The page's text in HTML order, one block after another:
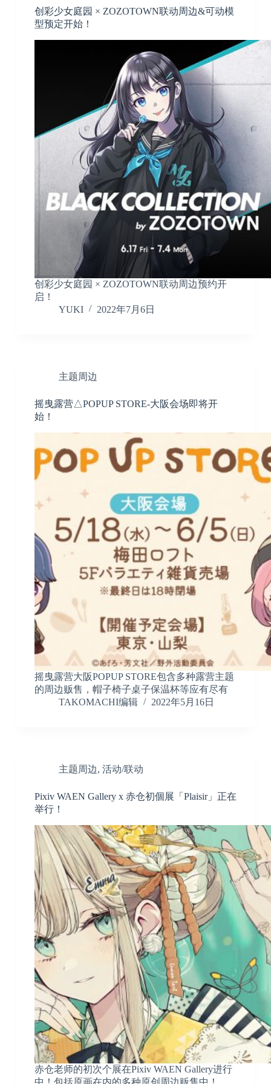
创彩少女庭园 × ZOZOTOWN联动周边&可动模
型预定开始！
创彩少女庭园 × ZOZOTOWN联动周边预约开
启！
YUKI
2022年7月6日
主题周边
摇曳露营△POPUP STORE-大阪会场即将开
始！
摇曳露营大阪POPUP STORE包含多种露营主题
的周边贩售，帽子椅子桌子保温杯等应有尽有
TAKOMACHI编辑
2022年5月16日
主题周边, 活动/联动
Pixiv WAEN Gallery x 赤仓初個展「Plaisir」正在
举行！
赤仓老师的初次个展在Pixiv WAEN Gallery进行